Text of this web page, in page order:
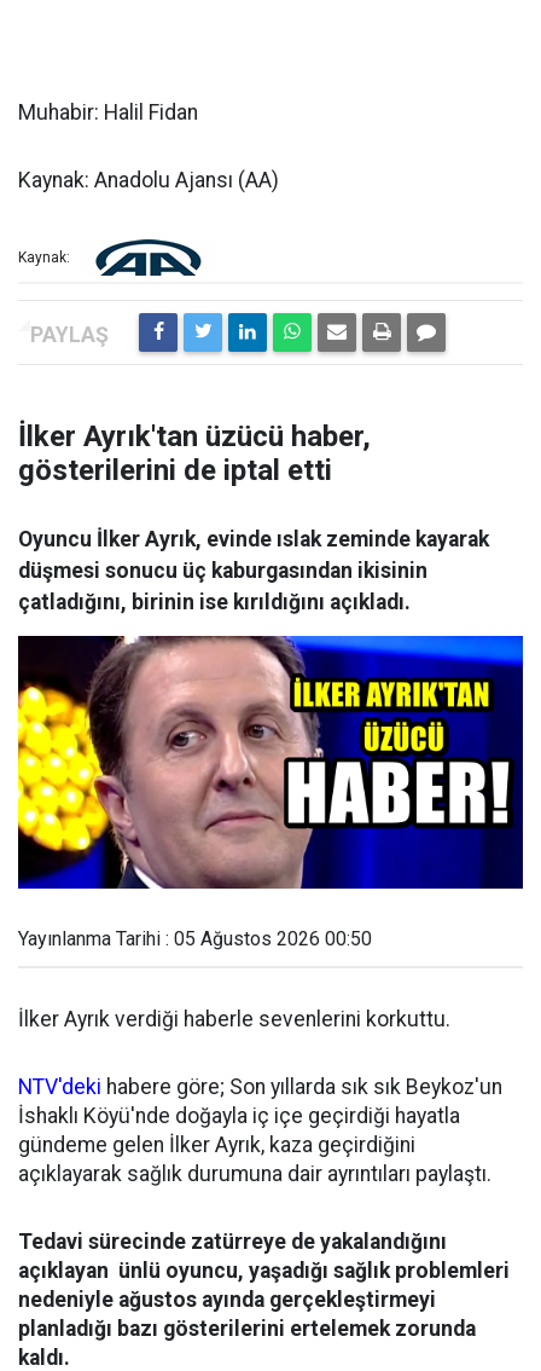
Muhabir: Halil Fidan
Kaynak: Anadolu Ajansı (AA)
Kaynak:
İlker Ayrık'tan üzücü haber,
gösterilerini de iptal etti
Oyuncu İlker Ayrık, evinde ıslak zeminde kayarak
düşmesi sonucu üç kaburgasından ikisinin
çatladığını, birinin ise kırıldığını açıkladı.
Yayınlanma Tarihi : 05 Ağustos 2026 00:50
İlker Ayrık verdiği haberle sevenlerini korkuttu.
NTV'deki habere göre; Son yıllarda sık sık Beykoz'un
İshaklı Köyü'nde doğayla iç içe geçirdiği hayatla
gündeme gelen İlker Ayrık, kaza geçirdiğini
açıklayarak sağlık durumuna dair ayrıntıları paylaştı.
Tedavi sürecinde zatürreye de yakalandığını
açıklayan ünlü oyuncu, yaşadığı sağlık problemleri
nedeniyle ağustos ayında gerçekleştirmeyi
planladığı bazı gösterilerini ertelemek zorunda
kaldı.